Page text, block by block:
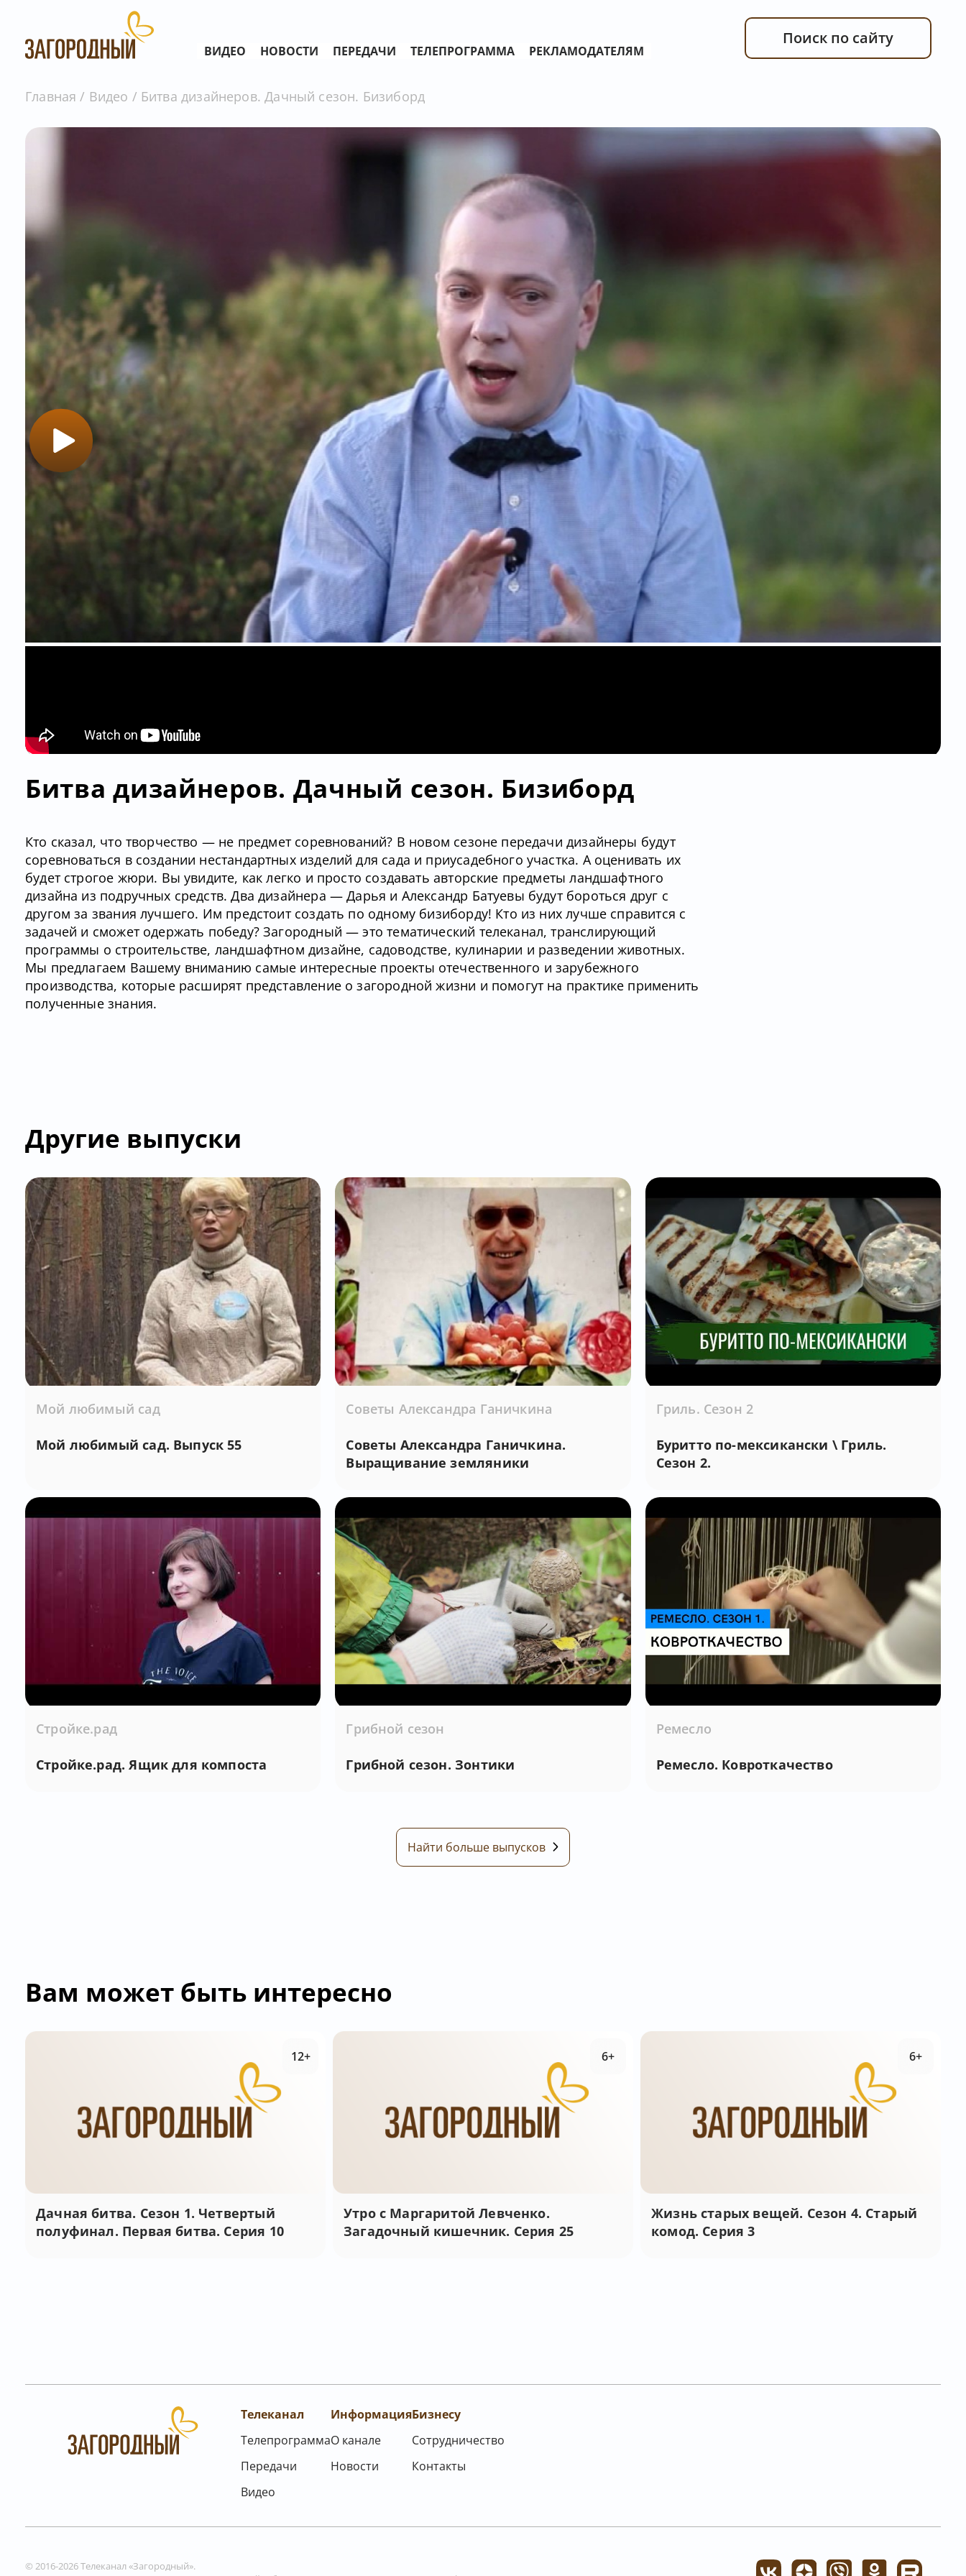
ВИДЕО НОВОСТИ ПЕРЕДАЧИ ТЕЛЕПРОГРАММА РЕКЛАМОДАТЕЛЯМ
Поиск по сайту
Главная Видео Битва дизайнеров. Дачный сезон. Бизиборд
Битва дизайнеров. Дачный сезон. Бизиборд
Кто сказал, что творчество — не предмет соревнований? В новом сезоне передачи дизайнеры будут
соревноваться в создании нестандартных изделий для сада и приусадебного участка. А оценивать их
будет строгое жюри. Вы увидите, как легко и просто создавать авторские предметы ландшафтного
дизайна из подручных средств. Два дизайнера — Дарья и Александр Батуевы будут бороться друг с
другом за звания лучшего. Им предстоит создать по одному бизиборду! Кто из них лучше справится с
задачей и сможет одержать победу? Загородный — это тематический телеканал, транслирующий
программы о строительстве, ландшафтном дизайне, садоводстве, кулинарии и разведении животных.
Мы предлагаем Вашему вниманию самые интересные проекты отечественного и зарубежного
производства, которые расширят представление о загородной жизни и помогут на практике применить
полученные знания.
Другие выпуски
Мой любимый сад
Мой любимый сад. Выпуск 55
Советы Александра Ганичкина
Советы Александра Ганичкина.
Выращивание земляники
Гриль. Сезон 2
Буритто по-мексикански \ Гриль.
Сезон 2.
Стройке.рад
Стройке.рад. Ящик для компоста
Грибной сезон
Грибной сезон. Зонтики
Ремесло
Ремесло. Ковроткачество
Найти больше выпусков
Вам может быть интересно
Дачная битва. Сезон 1. Четвертый
полуфинал. Первая битва. Серия 10
12+
Утро с Маргаритой Левченко.
Загадочный кишечник. Серия 25
6+
Жизнь старых вещей. Сезон 4. Старый
комод. Серия 3
6+
Телеканал
Телепрограмма
Передачи
Видео
Информация
О канале
Новости
Бизнесу
Сотрудничество
Контакты
© 2016-2026 Телеканал «Загородный».